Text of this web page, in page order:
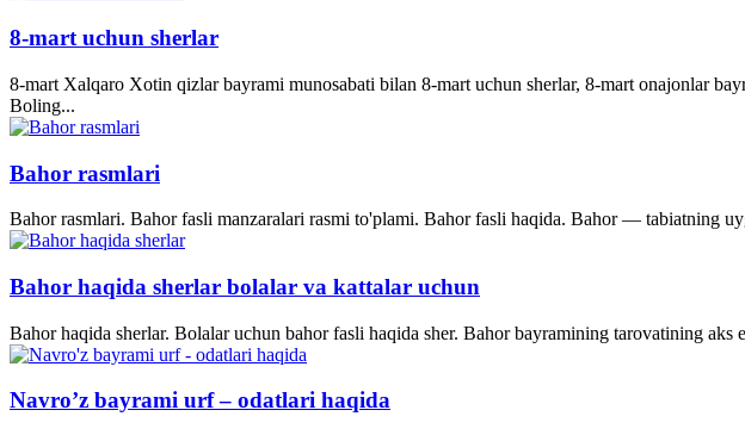
8-mart uchun sherlar
8-mart Xalqaro Xotin qizlar bayrami munosabati bilan 8-mart uchun sherlar, 8-mart onajonlar
Boling...
Bahor rasmlari
Bahor rasmlari. Bahor fasli manzaralari rasmi to'plami. Bahor fasli haqida. Bahor — tabiatning
Bahor haqida sherlar bolalar va kattalar uchun
Bahor haqida sherlar. Bolalar uchun bahor fasli haqida sher. Bahor bayramining tarovatining
Navro’z bayrami urf – odatlari haqida